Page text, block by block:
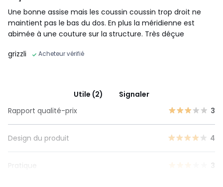
Une bonne assise mais les coussin coussin trop droit ne
maintient pas le bas du dos. En plus la méridienne est
abimée à une couture sur la structure. Très déçue
grizzli
Acheteur vérifié
Utile (2)
Signaler
Rapport qualité-prix
3
Design du produit 4
Pratique 3